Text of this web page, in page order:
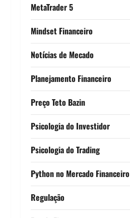
MetaTrader 5
Mindset Financeiro
Notícias de Mecado
Planejamento Financeiro
Preço Teto Bazin
Psicologia do Investidor
Psicologia do Trading
Python no Mercado Financeiro
Regulação